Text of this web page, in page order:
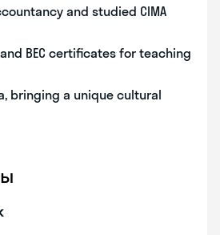
and studied CIMA
and BEC certificates for teaching
bringing a unique cultural